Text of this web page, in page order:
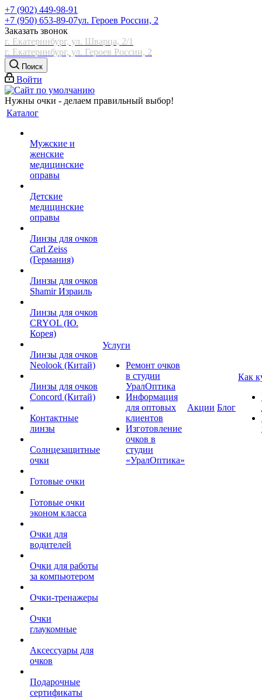
+7 (902) 449-98-91
+7 (950) 653-89-07ул. Героев России, 2
Заказать звонок
г. Екатеринбург, ул. Шварца, 2/1
г. Екатеринбург, ул. Героев России, 2
Поиск
Войти
Нужны очки - делаем правильный выбор!
Каталог
Мужские и
женские
медицинские
оправы
Детские
медицинские
оправы
Линзы для очков
Carl Zeiss
(Германия)
Линзы для очков
Shamir Израиль
Линзы для очков
CRYOL (Ю.
Корея)
Линзы для очков
Neolook (Китай)
Линзы для очков
Concord (Китай)
Контактные
линзы
Солнцезащитные
очки
Готовые очки
Готовые очки
эконом класса
Очки для
водителей
Очки для работы
за компьютером
Очки-тренажеры
Очки
глаукомные
Аксессуары для
очков
Подарочные
сертификаты
Услуги
Ремонт очков
в студии
УралОптика
Информация
для оптовых
клиентов
Изготовление
очков в
студии
«УралОптика»
Акции Блог
Как